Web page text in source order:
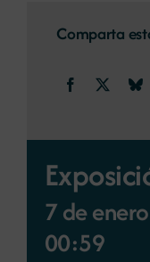
Comparta
Facebook
7 de
00:59